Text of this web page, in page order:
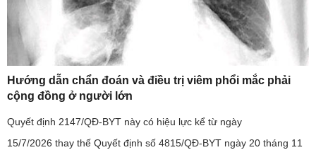
Hướng dẫn chẩn đoán và điều trị viêm phổi mắc phải
cộng đồng ở người lớn
Quyết định 2147/QĐ-BYT này có hiệu lực kể từ ngày
15/7/2026 thay thế Quyết định số 4815/QĐ-BYT ngày 20 tháng 11